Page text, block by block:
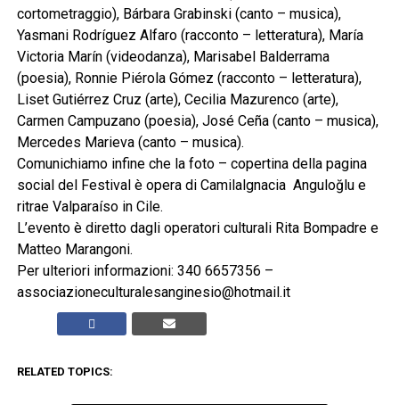
cortometraggio), Bárbara Grabinski (canto – musica),
Yasmani Rodríguez Alfaro (racconto – letteratura), María
Victoria Marín (videodanza), Marisabel Balderrama
(poesia), Ronnie Piérola Gómez (racconto – letteratura),
Liset Gutiérrez Cruz (arte), Cecilia Mazurenco (arte),
Carmen Campuzano (poesia), José Ceña (canto – musica),
Mercedes Marieva (canto – musica).
Comunichiamo infine che la foto – copertina della pagina
social del Festival è opera di Camilalgnacia Anguloğlu e
ritrae Valparaíso in Cile.
L’evento è diretto dagli operatori culturali Rita Bompadre e
Matteo Marangoni.
Per ulteriori informazioni: 340 6657356 –
associazioneculturalesanginesio@hotmail.it
RELATED TOPICS: